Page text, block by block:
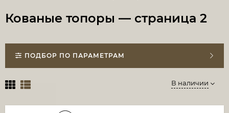
Кованые топоры — страница 2
ПОДБОР ПО ПАРАМЕТРАМ
В наличии